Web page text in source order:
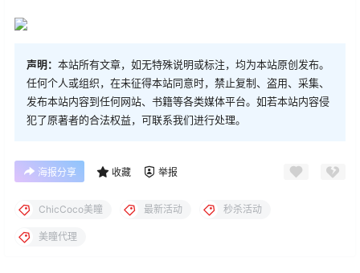
声明： 本站所有文章，如无特殊说明或标注，均为本站原创发布。
任何个人或组织，在未征得本站同意时，禁止复制、盗用、采集、
发布本站内容到任何网站、书籍等各类媒体平台。如若本站内容侵
犯了原著者的合法权益，可联系我们进行处理。
海报分享 收藏 举报
ChicCoco美瞳 最新活动 秒杀活动
美瞳代理